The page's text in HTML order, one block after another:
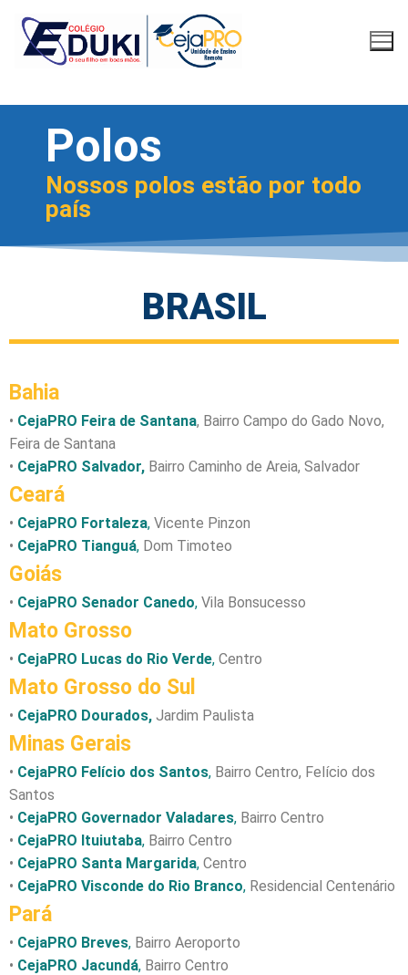
Polos
Nossos polos estão por todo
país
BRASIL
Bahia
• CejaPRO Feira de Santana, Bairro Campo do Gado Novo,
Feira de Santana
• CejaPRO Salvador, Bairro Caminho de Areia, Salvador
Ceará
• CejaPRO Fortaleza, Vicente Pinzon
• CejaPRO Tianguá, Dom Timoteo
Goiás
• CejaPRO Senador Canedo, Vila Bonsucesso
Mato Grosso
• CejaPRO Lucas do Rio Verde, Centro
Mato Grosso do Sul
• CejaPRO Dourados, Jardim Paulista
Minas Gerais
• CejaPRO Felício dos Santos, Bairro Centro, Felício dos
Santos
• CejaPRO Governador Valadares, Bairro Centro
• CejaPRO Ituiutaba, Bairro Centro
• CejaPRO Santa Margarida, Centro
• CejaPRO Visconde do Rio Branco, Residencial Centenário
Pará
• CejaPRO Breves, Bairro Aeroporto
• CejaPRO Jacundá, Bairro Centro